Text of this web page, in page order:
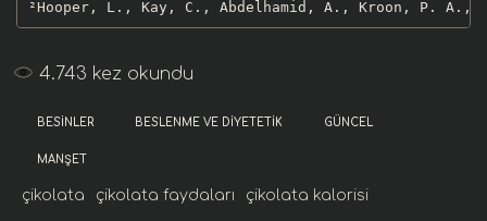
²Hooper, L., Kay, C., Abdelhamid, A., Kroon, P.
4.743 kez okundu
BESINLER BESLENME VE DIYETETIK GÜNCEL
MANŞET
çikolata çikolata faydaları çikolata kalorisi